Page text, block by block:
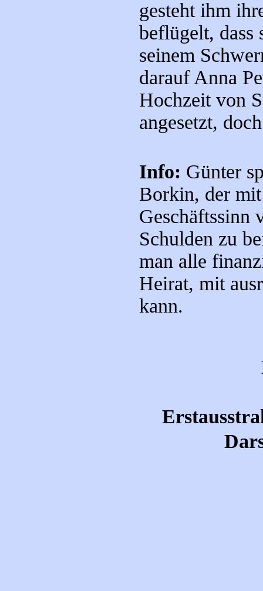
gesteht ihm
beflügelt, dass
seinem
darauf Anna
Hochzeit von
angesetzt,
Info: Günter
Borkin, der
Geschäftssinn
Schulden zu
man alle
Heirat, mit
kann.